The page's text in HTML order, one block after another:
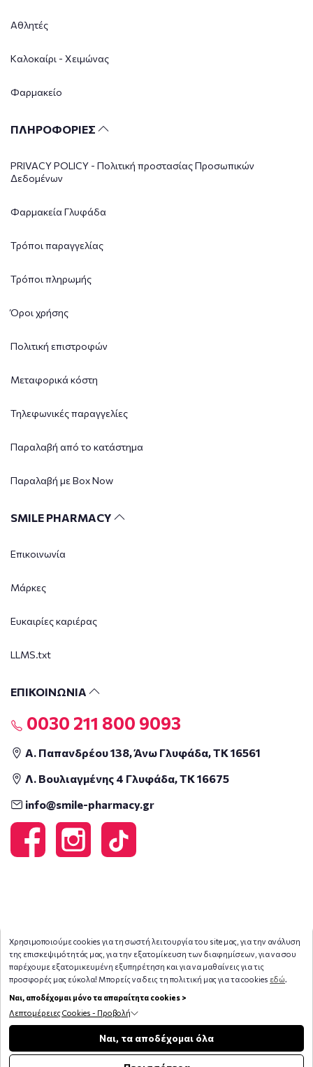
Χρησιμοποιούμε cookies για τη σωστή λειτουργία του site μας, για την ανάλυση
της επισκεψιμότητάς μας, για την εξατομίκευση των διαφημίσεων, για να σου
παρέχουμε εξατομικευμένη εξυπηρέτηση και για να μαθαίνεις για τις
προσφορές μας εύκολα! Μπορείς να δεις τη πολιτική μας για τα cookies εδώ.
Ναι, αποδέχομαι μόνο τα απαραίτητα cookies >
Λεπτομέρειες Cookies - Προβολή
Ναι, τα αποδέχομαι όλα
Αθλητές
Καλοκαίρι - Χειμώνας
Φαρμακείο
ΠΛΗΡΟΦΟΡΙΕΣ
PRIVACY POLICY - Πολιτική προστασίας Προσωπικών
Δεδομένων
Φαρμακεία Γλυφάδα
Τρόποι παραγγελίας
Τρόποι πληρωμής
Όροι χρήσης
Πολιτική επιστροφών
Μεταφορικά κόστη
Τηλεφωνικές παραγγελίες
Παραλαβή από το κατάστημα
Παραλαβή με Box Now
SMILE PHARMACY
Επικοινωνία
Μάρκες
Ευκαιρίες καριέρας
LLMS.txt
ΕΠΙΚΟΙΝΩΝΙΑ
0030 211 800 9093
Α. Παπανδρέου 138, Άνω Γλυφάδα, ΤΚ 16561
Λ. Βουλιαγμένης 4 Γλυφάδα, ΤΚ 16675
info@smile-pharmacy.gr
Copyright © 2026smile-pharmacy.gr